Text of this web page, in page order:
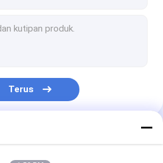
Terus